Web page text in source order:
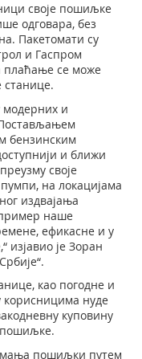
своје пошиљке
одговара, без
Пакетомати су
и Гаспром
плаћање се може
станице.
модерних и
бензинским
и ближи
своје
на локацијама
издвајања
пример наше
ефикасне и у
изјавио је Зоран
као погодне и
корисницима нуде
куповину
пошиљки путем